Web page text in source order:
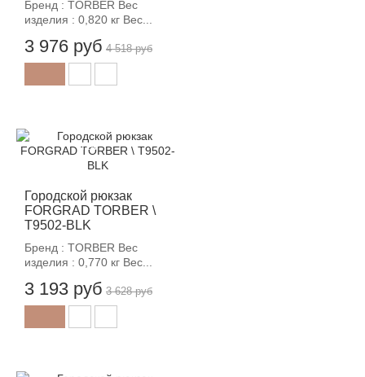
Бренд : TORBER Вес
изделия : 0,820 кг Вес...
3 976 руб 4 518 руб
Городской рюкзак
FORGRAD TORBER \
T9502-BLK
Бренд : TORBER Вес
изделия : 0,770 кг Вес...
3 193 руб
-12%
3 628 руб